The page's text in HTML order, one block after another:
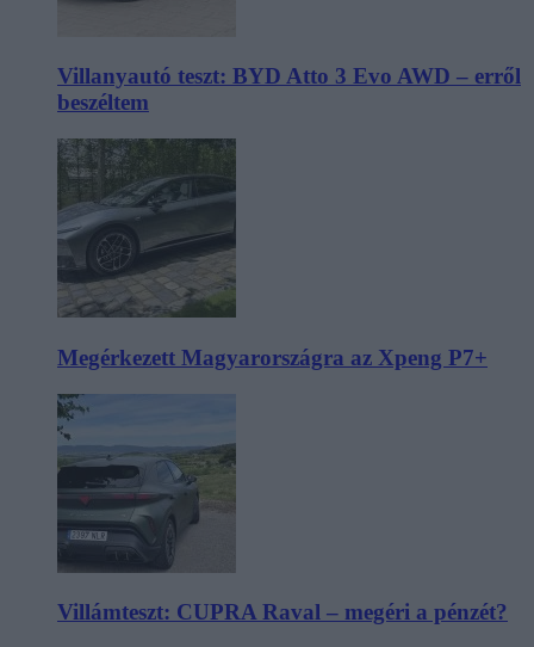
Villanyautó teszt: BYD Atto 3 Evo AWD – erről
beszéltem
Megérkezett Magyarországra az Xpeng P7+
Villámteszt: CUPRA Raval – megéri a pénzét?